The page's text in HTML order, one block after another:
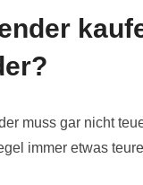
muss gar nicht
immer etwas